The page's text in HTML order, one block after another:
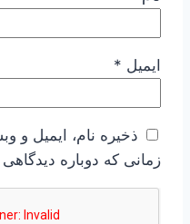
ایمیل *
ذخیره نام، ایمیل و
زمانی که دوباره